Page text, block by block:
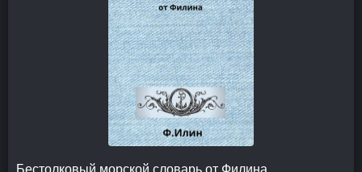
Бестолковый морской словарь от Филина